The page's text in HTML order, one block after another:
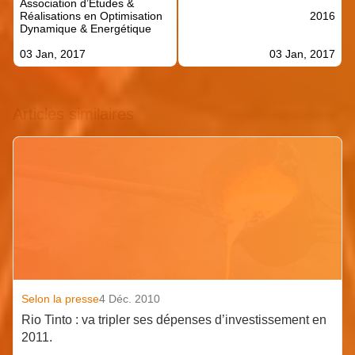
l’article
Association d’Etudes &
Réalisations en Optimisation
Dynamique & Energétique
03 Jan, 2017
2016
03 Jan, 2017
Articles similaires
Selon la presse4 Déc. 2010
Rio Tinto : va tripler ses dépenses d’investissement en
2011.